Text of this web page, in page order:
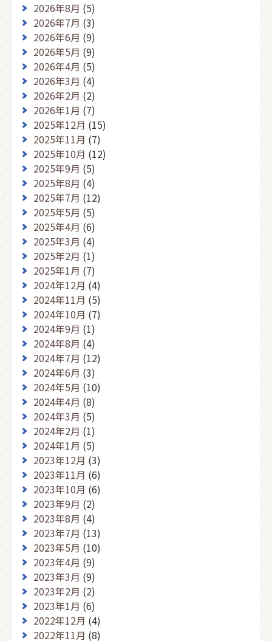
2026年8月 (5)
2026年7月 (3)
2026年6月 (9)
2026年5月 (9)
2026年4月 (5)
2026年3月 (4)
2026年2月 (2)
2026年1月 (7)
2025年12月 (15)
2025年11月 (7)
2025年10月 (12)
2025年9月 (5)
2025年8月 (4)
2025年7月 (12)
2025年5月 (5)
2025年4月 (6)
2025年3月 (4)
2025年2月 (1)
2025年1月 (7)
2024年12月 (4)
2024年11月 (5)
2024年10月 (7)
2024年9月 (1)
2024年8月 (4)
2024年7月 (12)
2024年6月 (3)
2024年5月 (10)
2024年4月 (8)
2024年3月 (5)
2024年2月 (1)
2024年1月 (5)
2023年12月 (3)
2023年11月 (6)
2023年10月 (6)
2023年9月 (2)
2023年8月 (4)
2023年7月 (13)
2023年5月 (10)
2023年4月 (9)
2023年3月 (9)
2023年2月 (2)
2023年1月 (6)
2022年12月 (4)
2022年11月 (8)